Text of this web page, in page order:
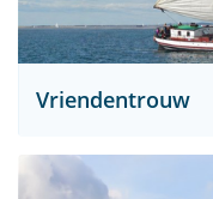
Vriendentrouw